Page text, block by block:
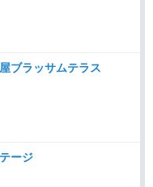
ブラッサムテラス
ージ